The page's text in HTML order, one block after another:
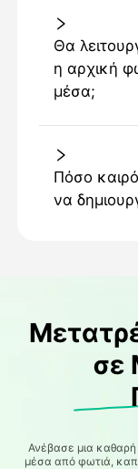
Θα
η αρχική
μέσα;
Πόσο καιρό
να
σε
Ανέβασε μια καθαρή
μέσα από φωτιά,